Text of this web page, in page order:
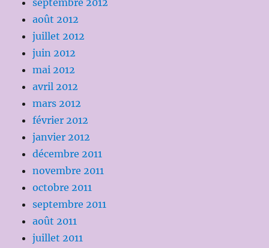
septembre 2012
août 2012
juillet 2012
juin 2012
mai 2012
avril 2012
mars 2012
février 2012
janvier 2012
décembre 2011
novembre 2011
octobre 2011
septembre 2011
août 2011
juillet 2011